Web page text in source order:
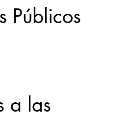
Públicos
a las